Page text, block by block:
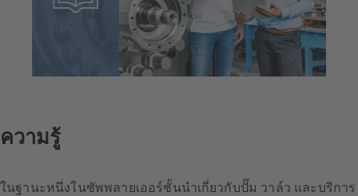
ความรู้
ในฐานะหนึ่งในซัพพลายเออร์ชั้นนำเกี่ยวกับปั๊ม วาล์ว และบริการ